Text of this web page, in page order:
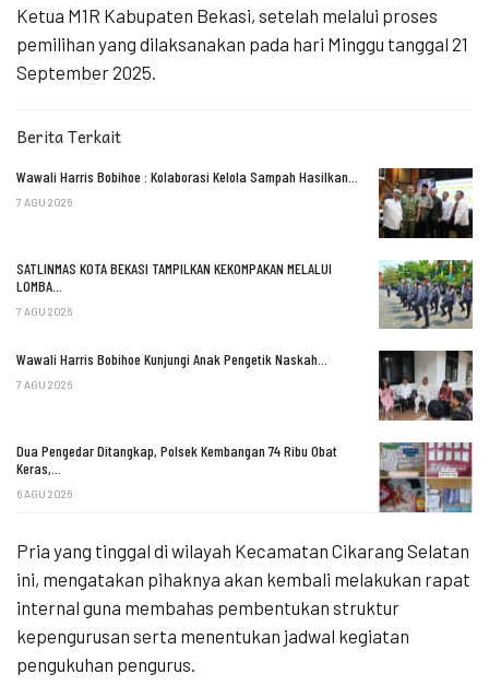
Ketua M1R Kabupaten Bekasi, setelah melalui proses
pemilihan yang dilaksanakan pada hari Minggu tanggal 21
September 2025.
Berita Terkait
Wawali Harris Bobihoe : Kolaborasi Kelola Sampah Hasilkan…
7 AGU 2026
SATLINMAS KOTA BEKASI TAMPILKAN KEKOMPAKAN MELALUI
LOMBA…
7 AGU 2026
Wawali Harris Bobihoe Kunjungi Anak Pengetik Naskah…
7 AGU 2026
Dua Pengedar Ditangkap, Polsek Kembangan 74 Ribu Obat
Keras,…
6 AGU 2026
Pria yang tinggal di wilayah Kecamatan Cikarang Selatan
ini, mengatakan pihaknya akan kembali melakukan rapat
internal guna membahas pembentukan struktur
kepengurusan serta menentukan jadwal kegiatan
pengukuhan pengurus.